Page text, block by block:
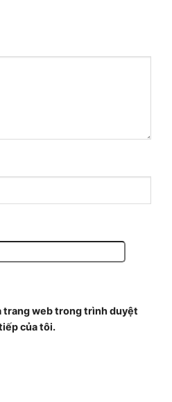
trang web trong trình duyệt
của tôi.